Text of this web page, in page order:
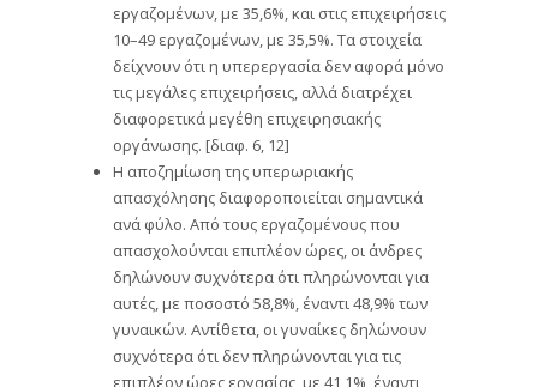
εργαζομένων, με 35,6%, και στις επιχειρήσεις
10–49 εργαζομένων, με 35,5%. Τα στοιχεία
δείχνουν ότι η υπερεργασία δεν αφορά μόνο
τις μεγάλες επιχειρήσεις, αλλά διατρέχει
διαφορετικά μεγέθη επιχειρησιακής
οργάνωσης. [διαφ. 6, 12]
Η αποζημίωση της υπερωριακής
απασχόλησης διαφοροποιείται σημαντικά
ανά φύλο. Από τους εργαζομένους που
απασχολούνται επιπλέον ώρες, οι άνδρες
δηλώνουν συχνότερα ότι πληρώνονται για
αυτές, με ποσοστό 58,8%, έναντι 48,9% των
γυναικών. Αντίθετα, οι γυναίκες δηλώνουν
συχνότερα ότι δεν πληρώνονται για τις
επιπλέον ώρες εργασίας, με 41,1%, έναντι